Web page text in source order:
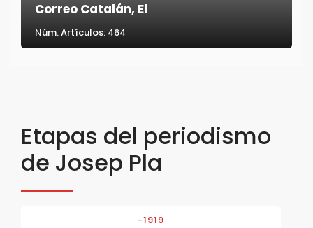
Correo Catalán, El
Núm. Artículos: 464
Etapas del periodismo
de Josep Pla
-1919